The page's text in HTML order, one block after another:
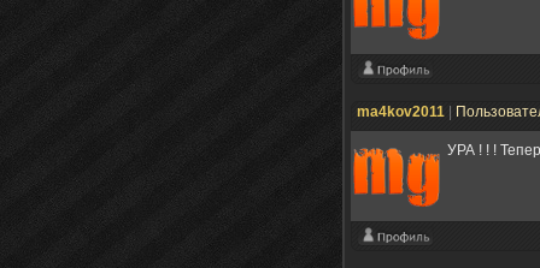
ma4kov2011
УРА ! ! !